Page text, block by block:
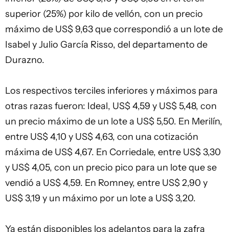
superior (25%) por kilo de vellón, con un precio
máximo de US$ 9,63 que correspondió a un lote de
Isabel y Julio García Risso, del departamento de
Durazno.
Los respectivos terciles inferiores y máximos para
otras razas fueron: Ideal, US$ 4,59 y US$ 5,48, con
un precio máximo de un lote a US$ 5,50. En Merilín,
entre US$ 4,10 y US$ 4,63, con una cotización
máxima de US$ 4,67. En Corriedale, entre US$ 3,30
y US$ 4,05, con un precio pico para un lote que se
vendió a US$ 4,59. En Romney, entre US$ 2,90 y
US$ 3,19 y un máximo por un lote a US$ 3,20.
Ya están disponibles los adelantos para la zafra